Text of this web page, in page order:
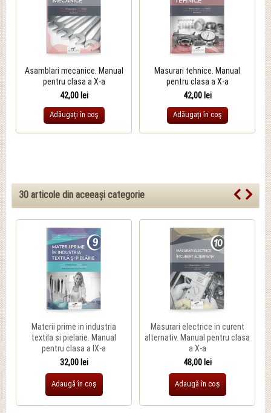
Asamblari mecanice. Manual
pentru clasa a X-a
42,00 lei
Adăugați în coş
Masurari tehnice. Manual
pentru clasa a X-a
42,00 lei
Adăugați în coş
30 articole din aceeași categorie
Materii prime in industria
textila si pielarie. Manual
pentru clasa a IX-a
32,00 lei
Adaugă în coș
Masurari electrice in curent
alternativ. Manual pentru clasa
a X-a
48,00 lei
Adaugă în coș